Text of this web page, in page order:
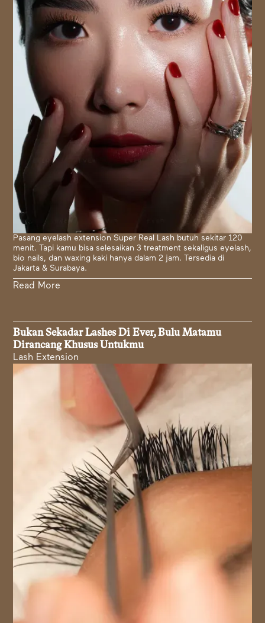
Pasang eyelash extension Super Real Lash butuh sekitar 120
menit. Tapi kamu bisa selesaikan 3 treatment sekaligus eyelash,
bio nails, dan waxing kaki hanya dalam 2 jam. Tersedia di
Jakarta & Surabaya.
Read More
Bukan Sekadar Lashes Di Ever, Bulu Matamu
Dirancang Khusus Untukmu
Lash Extension